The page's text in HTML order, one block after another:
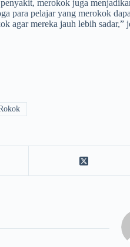
merokok juga
para pelajar yang merokok
agar mereka jauh lebih sadar,”